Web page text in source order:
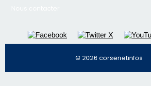
nos meilleurs articles